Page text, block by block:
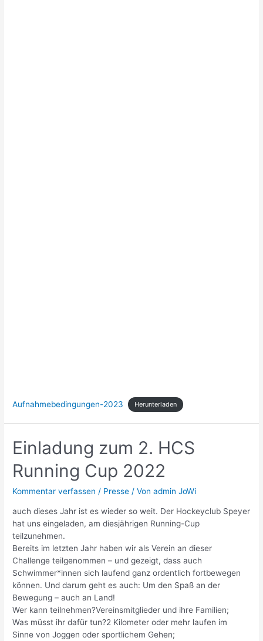
Aufnahmebedingungen-2023 Herunterladen
Einladung zum 2. HCS
Running Cup 2022
Kommentar verfassen / Presse / Vonadmin JoWi
auch dieses Jahr ist es wieder so weit. Der Hockeyclub Speyer
hat uns eingeladen, am diesjährigen Running-Cup
teilzunehmen.
Bereits im letzten Jahr haben wir als Verein an dieser
Challenge teilgenommen – und gezeigt, dass auch
Schwimmer*innen sich laufend ganz ordentlich fortbewegen
können. Und darum geht es auch: Um den Spaß an der
Bewegung – auch an Land!
Wer kann teilnehmen?Vereinsmitglieder und ihre Familien;
Was müsst ihr dafür tun?2 Kilometer oder mehr laufen im
Sinne von Joggen oder sportlichem Gehen;